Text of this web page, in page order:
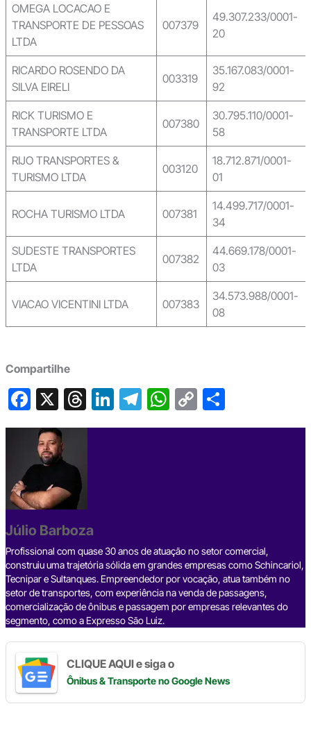
OMEGA LOCACAO E
TRANSPORTE DE PESSOAS
LTDA
007379
49.307.233/0001-
20
RICARDO ROSENDO DA
SILVA EIRELI
003319
35.167.083/0001-
92
RICK TURISMO E
TRANSPORTE LTDA
007380
30.795.110/0001-
58
RIJO TRANSPORTES &
TURISMO LTDA
003120
18.712.871/0001-
01
ROCHA TURISMO LTDA 007381
14.499.717/0001-
34
SUDESTE TRANSPORTES
LTDA
007382
44.669.178/0001-
03
VIACAO VICENTINI LTDA 007383
34.573.988/0001-
08
Compartilhe
F
a
c
e
b
o
o
k
X T
hr
s
Li
n
T
el
W
h
C
o
S
h
Júlio Barboza
Profissional com quase 30 anos de atuação no setor comercial,
construiu uma trajetória sólida em grandes empresas como Schincariol,
Tecnipar e Sultanques. Empreendedor por vocação, atua também no
setor de transportes, com experiência na venda de passagens,
comercialização de ônibus e passagem por empresas relevantes do
segmento, como a Expresso São Luiz.
CLIQUE AQUI e siga o
Ônibus & Transporteno Google News